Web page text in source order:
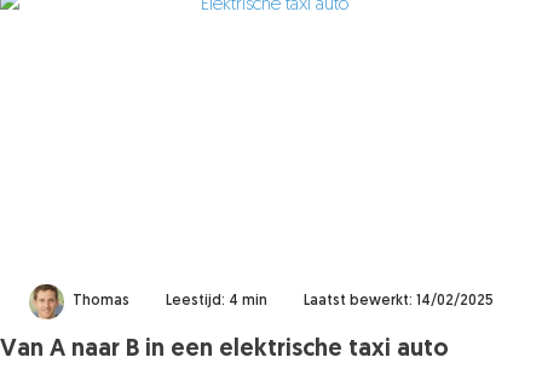
Thomas Leestijd: 4 min Laatst bewerkt: 14/02/2025
Van A naar B in een elektrische taxi auto